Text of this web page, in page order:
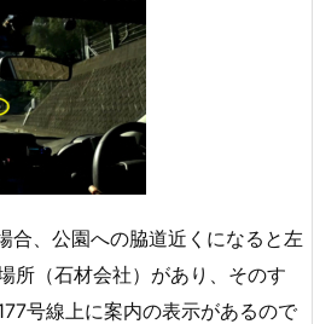
合、公園への脇道近くになると左
所（石材会社）があり、そのす
号線上に案内の表示があるので